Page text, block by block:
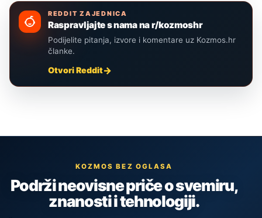
REDDIT ZAJEDNICA
Raspravljajte s nama na r/kozmoshr
Podijelite pitanja, izvore i komentare uz Kozmos.hr
članke.
Otvori Reddit
KOZMOS BEZ OGLASA
Podrži neovisne priče o svemiru,
znanosti i tehnologiji.